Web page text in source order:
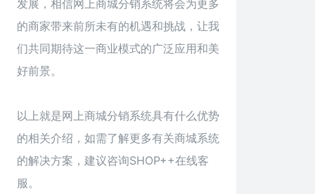
发展，相信网上商城分销系统将会为更多
的商家带来前所未有的机遇和挑战，让我
们共同期待这一商业模式的广泛应用和美
好前景。
以上就是网上商城分销系统具有什么优势
的相关介绍，如需了解更多有关商城系统
的解决方案，建议咨询SHOP++在线客
服。